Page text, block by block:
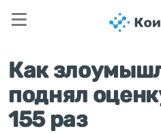
Как
поднял
155 раз